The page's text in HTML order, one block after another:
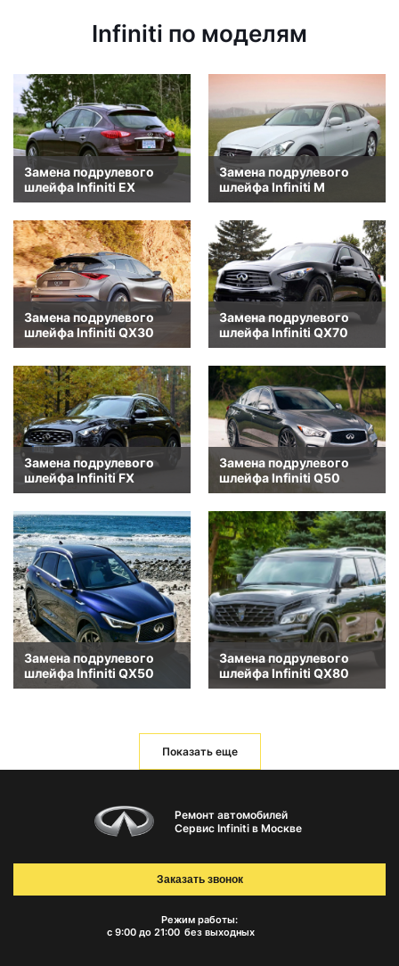
Infiniti по моделям
Замена подрулевого
шлейфа Infiniti EX
Замена подрулевого
шлейфа Infiniti M
Замена подрулевого
шлейфа Infiniti QX30
Замена подрулевого
шлейфа Infiniti QX70
Замена подрулевого
шлейфа Infiniti FX
Замена подрулевого
шлейфа Infiniti Q50
Замена подрулевого
шлейфа Infiniti QX50
Замена подрулевого
шлейфа Infiniti QX80
Показать еще
Ремонт автомобилей
Сервис Infiniti в Москве
Режим работы:
с 9:00 до 21:00 без выходных
Заказать звонок